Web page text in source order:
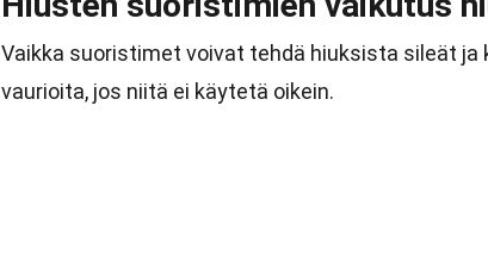
Vaikka suoristimet voivat tehdä hiuksista sileät ja
vaurioita, jos niitä ei käytetä oikein.